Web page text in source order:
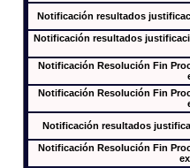
Notificación resultados
Notificación resultados
Notificación Resolución Fin
Notificación Resolución Fin
Notificación resultados
Notificación Resolución Fin